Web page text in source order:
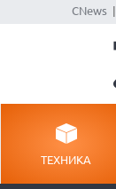
CNews|
ТЕХНИКА